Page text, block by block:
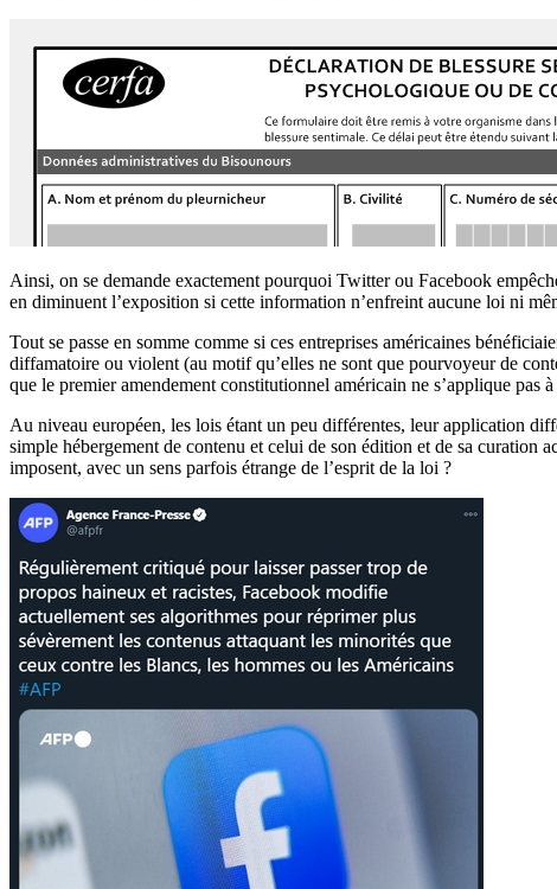
Ainsi, on se demande exactement pourquoi Twitter ou Facebook
en diminuent l’exposition si cette information n’enfreint aucune loi ni
Tout se passe en somme comme si ces entreprises américaines
diffamatoire ou violent (au motif qu’elles ne sont que pourvoyeur de
que le premier amendement constitutionnel américain ne s’applique pas
Au niveau européen, les lois étant un peu différentes, leur application
simple hébergement de contenu et celui de son édition et de sa curation
imposent, avec un sens parfois étrange de l’esprit de la loi ?